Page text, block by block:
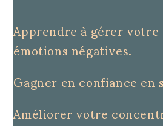
Apprendre à gérer
émotions négatives.
Gagner en confiance en
Améliorer votre